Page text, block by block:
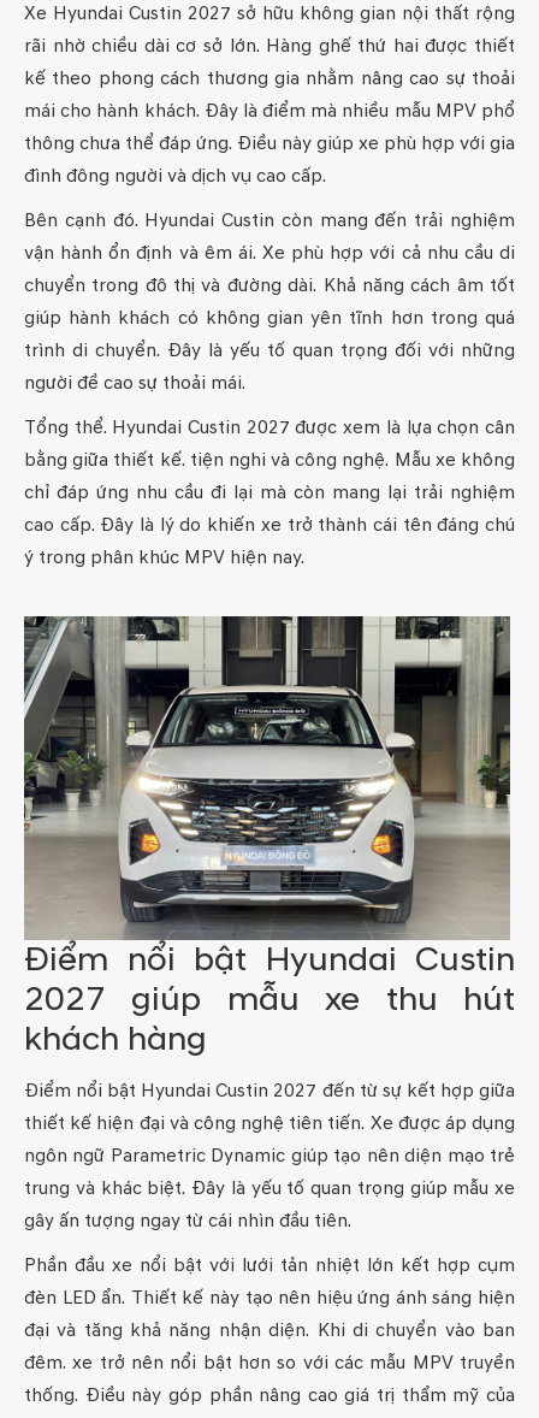
Xe Hyundai Custin 2027 sở hữu không gian nội thất rộng
rãi nhờ chiều dài cơ sở lớn. Hàng ghế thứ hai được thiết
kế theo phong cách thương gia nhằm nâng cao sự thoải
mái cho hành khách. Đây là điểm mà nhiều mẫu MPV phổ
thông chưa thể đáp ứng. Điều này giúp xe phù hợp với gia
đình đông người và dịch vụ cao cấp.
Bên cạnh đó. Hyundai Custin còn mang đến trải nghiệm
vận hành ổn định và êm ái. Xe phù hợp với cả nhu cầu di
chuyển trong đô thị và đường dài. Khả năng cách âm tốt
giúp hành khách có không gian yên tĩnh hơn trong quá
trình di chuyển. Đây là yếu tố quan trọng đối với những
người đề cao sự thoải mái.
Tổng thể. Hyundai Custin 2027 được xem là lựa chọn cân
bằng giữa thiết kế. tiện nghi và công nghệ. Mẫu xe không
chỉ đáp ứng nhu cầu đi lại mà còn mang lại trải nghiệm
cao cấp. Đây là lý do khiến xe trở thành cái tên đáng chú
ý trong phân khúc MPV hiện nay.
Điểm nổi bật Hyundai Custin
2027 giúp mẫu xe thu hút
khách hàng
Điểm nổi bật Hyundai Custin 2027 đến từ sự kết hợp giữa
thiết kế hiện đại và công nghệ tiên tiến. Xe được áp dụng
ngôn ngữ Parametric Dynamic giúp tạo nên diện mạo trẻ
trung và khác biệt. Đây là yếu tố quan trọng giúp mẫu xe
gây ấn tượng ngay từ cái nhìn đầu tiên.
Phần đầu xe nổi bật với lưới tản nhiệt lớn kết hợp cụm
đèn LED ẩn. Thiết kế này tạo nên hiệu ứng ánh sáng hiện
đại và tăng khả năng nhận diện. Khi di chuyển vào ban
đêm. xe trở nên nổi bật hơn so với các mẫu MPV truyền
thống. Điều này góp phần nâng cao giá trị thẩm mỹ của